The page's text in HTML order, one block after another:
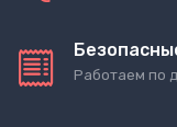
Работаем по